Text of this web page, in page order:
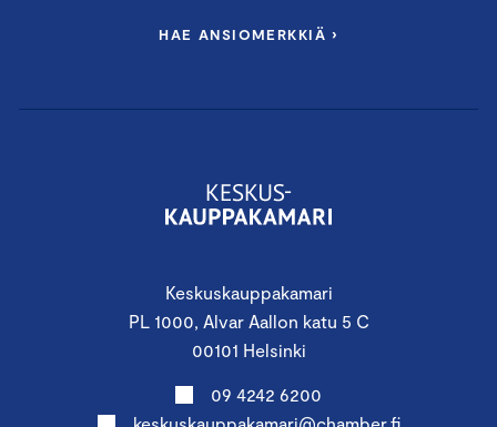
Keskuskauppakamari
PL 1000, Alvar Aallon katu 5 C
00101 Helsinki
09 4242 6200
HAE ANSIOMERKKIÄ ›